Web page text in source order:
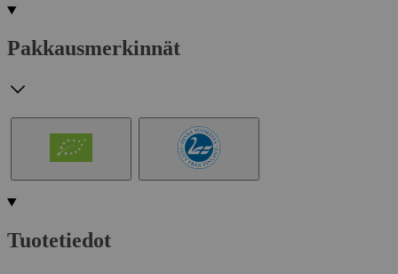
Pakkausmerkinnät
Tuotetiedot